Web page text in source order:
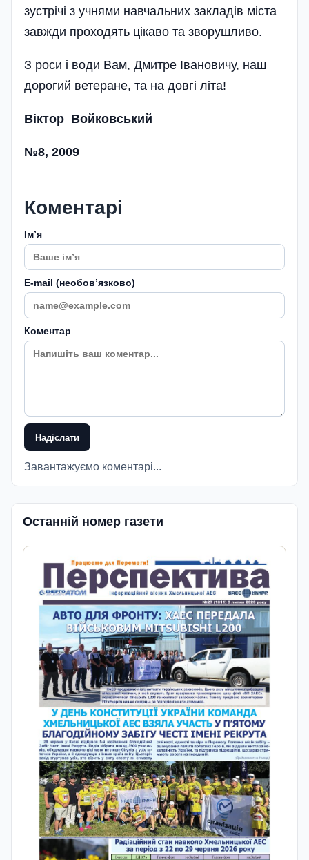
зустрічі з учнями навчальних закладів міста
завжди проходять цікаво та зворушливо.
З роси і води Вам, Дмитре Івановичу, наш
дорогий ветеране, та на довгі літа!
Віктор Войковський
№8, 2009
Коментарі
Імʼя
E-mail (необовʼязково)
Коментар
Надіслати
Завантажуємо коментарі...
Останній номер газети